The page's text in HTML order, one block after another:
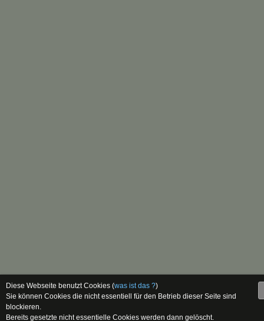
Diese Webseite benutzt Cookies (was ist das ?)
Sie können Cookies die nicht essentiell für den Betrieb dieser Seite sind
blockieren.
Bereits gesetzte nicht essentielle Cookies werden dann gelöscht.